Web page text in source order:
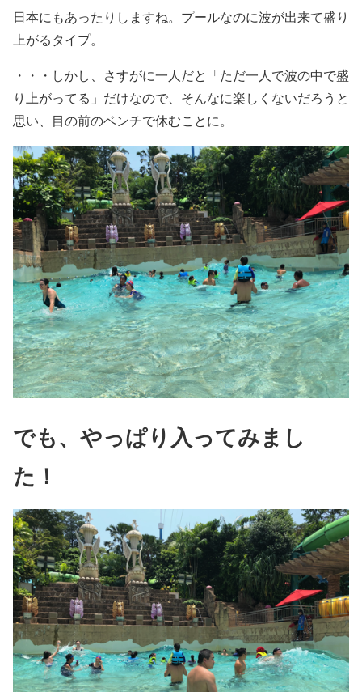
日本にもあったりしますね。プールなのに波が出来て盛り
上がるタイプ。
・・・しかし、さすがに一人だと「ただ一人で波の中で盛
り上がってる」だけなので、そんなに楽しくないだろうと
思い、目の前のベンチで休むことに。
でも、やっぱり入ってみまし
た！